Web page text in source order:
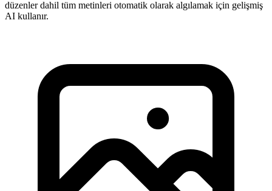
düzenler dahil tüm metinleri otomatik olarak algılamak için gelişmiş
AI kullanır.